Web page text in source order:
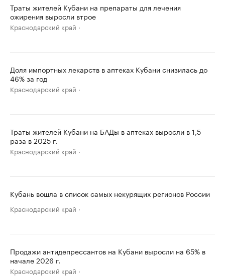
Траты жителей Кубани на препараты для лечения
ожирения выросли втрое
Краснодарский край
Доля импортных лекарств в аптеках Кубани снизилась до
46% за год
Краснодарский край
Траты жителей Кубани на БАДы в аптеках выросли в 1,5
раза в 2025 г.
Краснодарский край
Кубань вошла в список самых некурящих регионов России
Краснодарский край
Продажи антидепрессантов на Кубани выросли на 65% в
начале 2026 г.
Краснодарский край